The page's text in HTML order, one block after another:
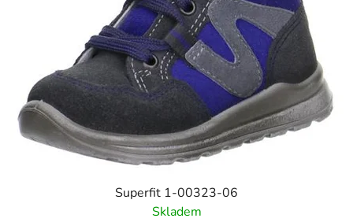
Superfit 1-00323-06
Skladem